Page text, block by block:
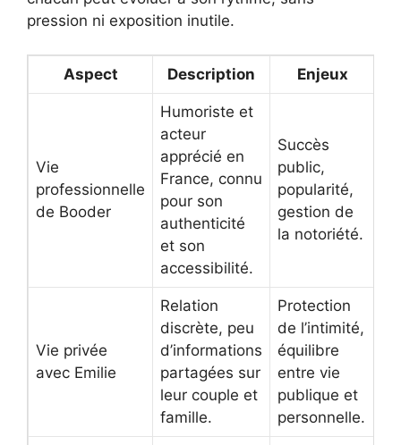
pression ni exposition inutile.
Aspect Description Enjeux
Vie
professionnelle
de Booder
Humoriste et
acteur
apprécié en
France, connu
pour son
authenticité
et son
accessibilité.
Succès
public,
popularité,
gestion de
la notoriété.
Vie privée
avec Emilie
Relation
discrète, peu
d’informations
partagées sur
leur couple et
famille.
Protection
de l’intimité,
équilibre
entre vie
publique et
personnelle.